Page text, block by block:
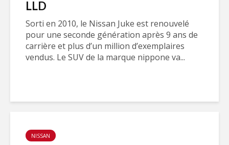
LLD
Sorti en 2010, le Nissan Juke est renouvelé
pour une seconde génération après 9 ans de
carrière et plus d’un million d’exemplaires
vendus. Le SUV de la marque nippone va...
NISSAN